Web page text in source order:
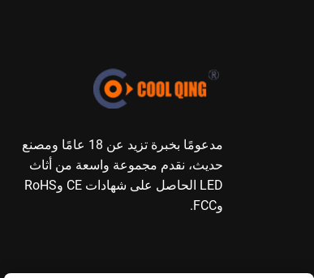
مدعومًا بخبرة تزيد عن 18 عامًا ومصنع
حديث، نقدم مجموعة واسعة من أثاث
LED الحاصل على شهادات CE وRoHS
وFCC.